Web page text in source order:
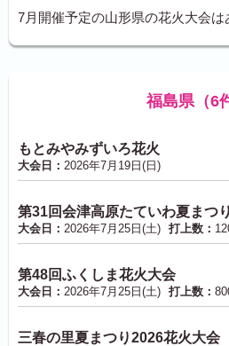
7月開催予定の山形県の花火大会は
福島県（6
もとみやみずいろ花火
大会日： 2026年7月19日(日)
第31回会津高原たていわ夏まつ
大会日： 2026年7月25日(土) 打上数：
第48回ふくしま花火大会
大会日： 2026年7月25日(土) 打上数：
三春の里夏まつり2026花火大会